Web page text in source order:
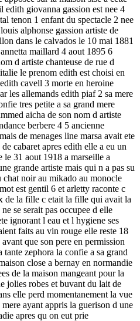
edith giovanna gassion est nee 4
tenon 1 enfant du spectacle 2 nee
alphonse gassion artiste de
dans le calvados le 10 mai 1881
maillard 4 aout 1895 6
d artiste chanteuse de rue d
le prenom edith est choisi en
cavell 3 morte en heroine
les allemands edith piaf 2 sa mere
tres petite a sa grand mere
aicha de son nom d artiste
berbere 4 5 ancienne
de menages line marsa avait ete
cabaret apres edith elle a eu un
le 31 aout 1918 a marseille a
grande artiste mais qui n a pas su
chat noir au mikado au monocle
est gentil 6 et arletty raconte c
de la fille c etait la fille qui avait la
se serait pas occupee d elle
ignorant l eau et l hygiene ses
faits au vin rouge elle reste 18
que son pere en permission
zephora la confie a sa grand
close a bernay en normandie
de la maison mangeant pour la
jolies robes et buvant du lait de
elle perd momentanement la vue
ayant appris la guerison d une
apres qu on eut prie